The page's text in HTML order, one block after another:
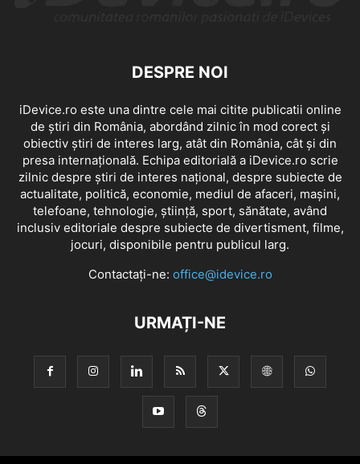
DESPRE NOI
iDevice.ro este una dintre cele mai citite publicatii online
de știri din România, abordând zilnic în mod corect și
obiectiv știri de interes larg, atât din România, cât și din
presa internațională. Echipa editorială a iDevice.ro scrie
zilnic despre știri de interes național, despre subiecte de
actualitate, politică, economie, mediul de afaceri, mașini,
telefoane, tehnologie, știință, sport, sănătate, având
inclusiv editoriale despre subiecte de divertisment, filme,
jocuri, disponibile pentru publicul larg.
Contactați-ne: office@idevice.ro
URMAȚI-NE